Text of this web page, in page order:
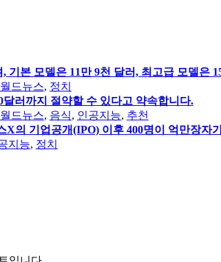
기본 모델은 11만 9천 달러, 최고급 모델은
월드뉴스, 정치
러까지 절약할 수 있다고 약속합니다.
월드뉴스, 음식, 인공지능, 추천
의 기업공개(IPO) 이후 400명이 억만장
지능, 정치